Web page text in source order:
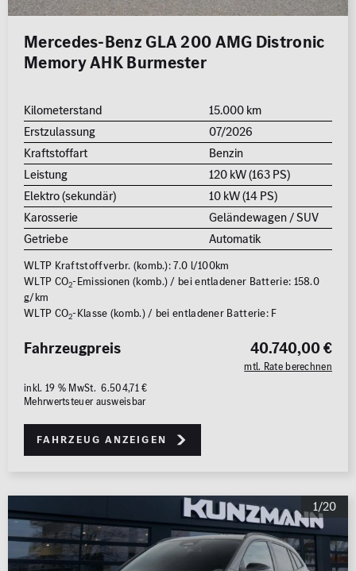
Mercedes-Benz GLA 200 AMG Distronic
Memory AHK Burmester
Kilometerstand
15.000 km
Erstzulassung
07/2026
Kraftstoffart
Benzin
Leistung
120 kW (163 PS)
Elektro (sekundär)
10 kW (14 PS)
Karosserie
Geländewagen / SUV
Getriebe
Automatik
WLTP Kraftstoffverbr. (komb.): 7.0 l/100km
WLTP CO2-Emissionen (komb.) / bei entladener Batterie: 158.0
g/km
WLTP CO2-Klasse (komb.) / bei entladener Batterie: F
40.740,00 €
mtl. Rate berechnen
Fahrzeugpreis
inkl. 19 % MwSt. 6.504,71 €
Mehrwertsteuer ausweisbar
Fahrzeug anzeigen
1/20